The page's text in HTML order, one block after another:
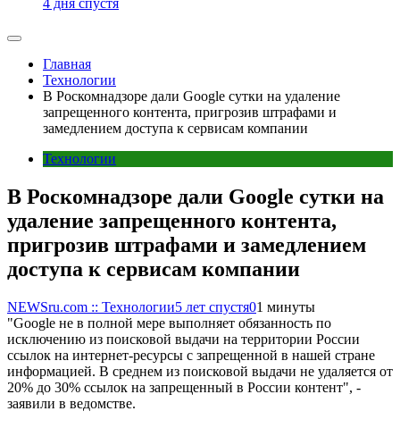
4 дня спустя
Главная
Технологии
В Роскомнадзоре дали Google сутки на удаление
запрещенного контента, пригрозив штрафами и
замедлением доступа к сервисам компании
Технологии
В Роскомнадзоре дали Google сутки на
удаление запрещенного контента,
пригрозив штрафами и замедлением
доступа к сервисам компании
NEWSru.com :: Технологии5 лет спустя01 минуты
"Google не в полной мере выполняет обязанность по
исключению из поисковой выдачи на территории России
ссылок на интернет-ресурсы с запрещенной в нашей стране
информацией. В среднем из поисковой выдачи не удаляется от
20% до 30% ссылок на запрещенный в России контент", -
заявили в ведомстве.